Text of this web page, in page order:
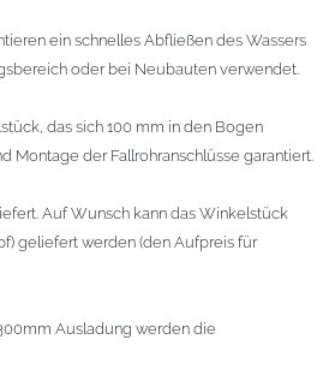
möglich!
ein schnelles Abfließen des Wassers
oder bei Neubauten verwendet.
das sich 100 mm in den Bogen
Montage der Fallrohranschlüsse garantiert.
Auf Wunsch kann das Winkelstück
geliefert werden (den Aufpreis für
Ausladung werden die